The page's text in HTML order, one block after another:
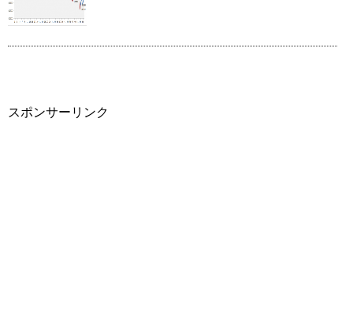
スポンサーリンク